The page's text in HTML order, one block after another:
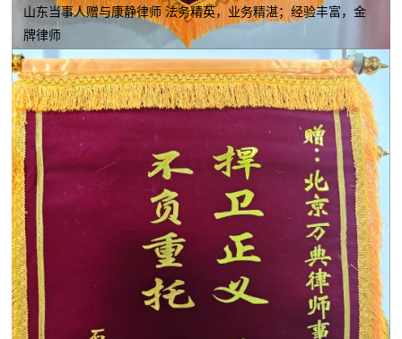
山东当事人赠与康静律师 法务精英，业务精湛；经验丰富，金
牌律师